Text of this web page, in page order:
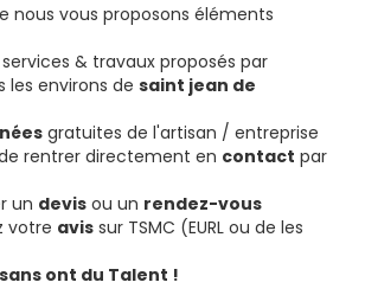
nous vous proposons éléments
& travaux proposés par
les environs de saint jean de
gratuites de l'artisan / entreprise
rentrer directement en contact par
un devis ou un rendez-vous
votre avis sur TSMC (EURL ou de les
ont du Talent !